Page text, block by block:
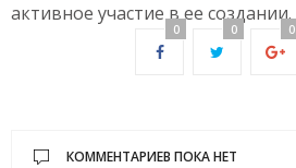
активное участие в ее создании.
0 0 0
КОММЕНТАРИЕВ ПОКА НЕТ